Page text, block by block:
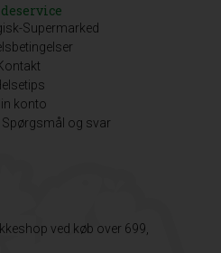
Supermarked
konto
Spørgsmål og svar
ved køb over 699,